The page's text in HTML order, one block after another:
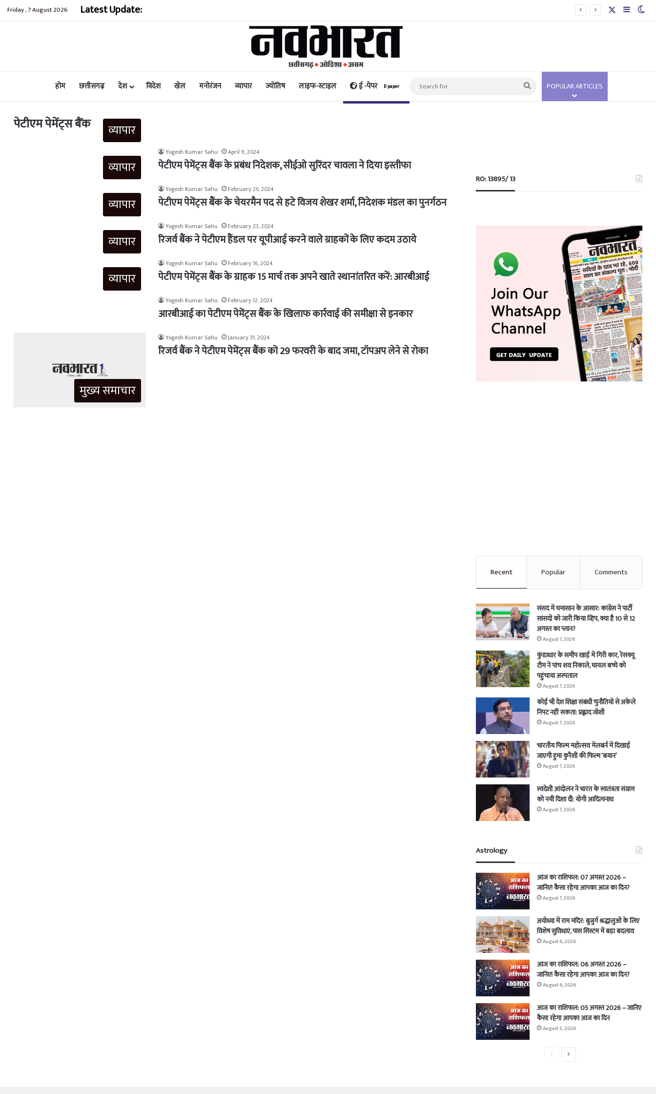
Friday , 7 August 2026 Latest Update: Sidebar
होम छत्तीसगढ़ देश विदेश खेल मनोरंजन व्यापार ज्योतिष लाइफ-स्टाइल ई -पेपर E-paper
Search
for
POPULAR ARTICLES
पेटीएम पेमेंट्स बैंक व्यापार
Yogesh Kumar Sahu April 9, 2024
पेटीएम पेमेंट्स बैंक के प्रबंध निदेशक, सीईओ सुरिंदर चावला ने दिया इस्तीफा
व्यापार
Yogesh Kumar Sahu February 26, 2024
पेटीएम पेमेंट्स बैंक के चेयरमैन पद से हटे विजय शेखर शर्मा, निदेशक मंडल का पुनर्गठन
व्यापार
Yogesh Kumar Sahu February 23, 2024
रिजर्व बैंक ने पेटीएम हैंडल पर यूपीआई करने वाले ग्राहकों के लिए कदम उठाये
व्यापार
Yogesh Kumar Sahu February 16, 2024
पेटीएम पेमेंट्स बैंक के ग्राहक 15 मार्च तक अपने खाते स्थानांतरित करें: आरबीआई
व्यापार
Yogesh Kumar Sahu February 12, 2024
आरबीआई का पेटीएम पेमेंट्स बैंक के खिलाफ कार्रवाई की समीक्षा से इनकार
मुख्य समाचार
Yogesh Kumar Sahu January 31, 2024
रिजर्व बैंक ने पेटीएम पेमेंट्स बैंक को 29 फरवरी के बाद जमा, टॉपअप लेने से रोका
RO: 13895/ 13
Recent Popular Comments
संसद में घमासान के आसार: कांग्रेस ने पार्टी
सांसदों को जारी किया व्हिप, क्या है 10 से 12
अगस्त का प्लान?
August 7, 2026
कुंडाधार के समीप खाई में गिरी कार, रेसक्यू
टीम ने पांच शव निकाले, घायल बच्चे को
पहुंचाया अस्पताल
August 7, 2026
कोई भी देश शिक्षा संबंधी चुनौतियों से अकेले
निपट नहीं सकता: प्रह्लाद जोशी
August 7, 2026
भारतीय फिल्म महोत्सव मेलबर्न में दिखाई
जाएगी हुमा कुरैशी की फिल्म ‘बयान’
August 7, 2026
स्वदेशी आंदोलन ने भारत के स्वतंत्रता संग्राम
को नयी दिशा दी: योगी आदित्यनाथ
August 7, 2026
Astrology
आज का राशिफल: 07 अगस्त 2026 –
जानिए! कैसा रहेगा आपका आज का दिन?
August 7, 2026
अयोध्या में राम मंदिर: बुजुर्ग श्रद्धालुओं के लिए
विशेष सुविधाएं, पास सिस्टम में बड़ा बदलाव
August 6, 2026
आज का राशिफल: 06 अगस्त 2026 –
जानिए! कैसा रहेगा आपका आज का दिन?
August 6, 2026
आज का राशिफल: 05 अगस्त 2026 – जानिए
कैसा रहेगा आपका आज का दिन
August 5, 2026
PreviousNext